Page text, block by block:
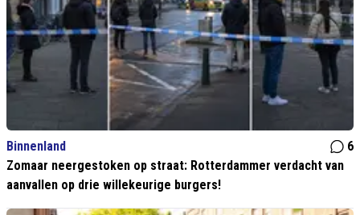
Binnenland
6
Zomaar neergestoken op straat: Rotterdammer verdacht van
aanvallen op drie willekeurige burgers!